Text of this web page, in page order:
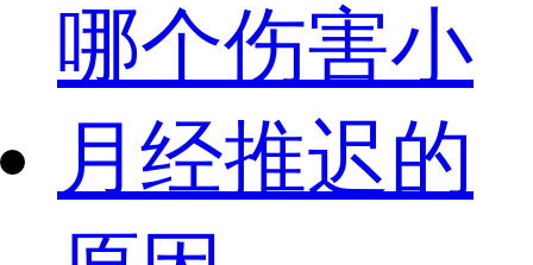
哪个伤害小
月经推迟的